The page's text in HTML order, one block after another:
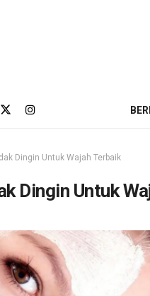
Dingin Untuk Wajah Terbaik
Dingin Untuk